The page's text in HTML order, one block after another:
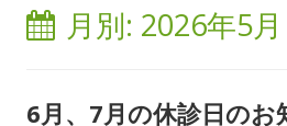
ュ
月別: 2026年5月
6月、7月の休診日のお